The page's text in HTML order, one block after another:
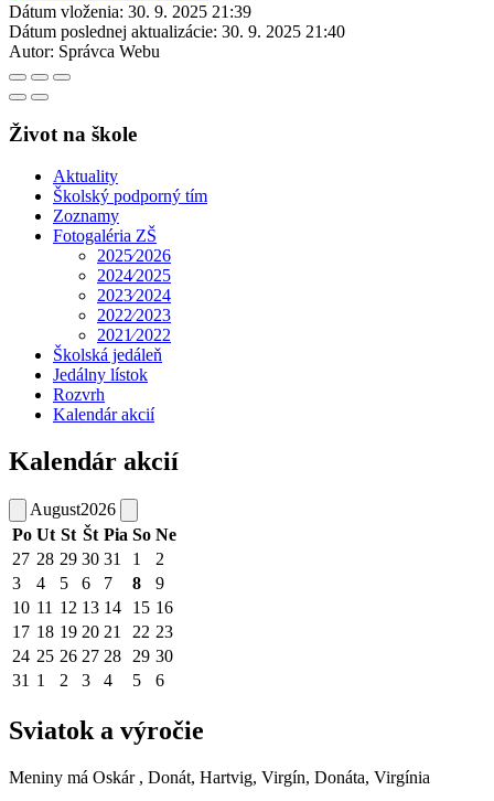
Dátum vloženia: 30. 9. 2025 21:39
Dátum poslednej aktualizácie: 30. 9. 2025 21:40
Autor: Správca Webu
Život na škole
Aktuality
Školský podporný tím
Zoznamy
Fotogaléria ZŠ
2025⁄2026
2024⁄2025
2023⁄2024
2022⁄2023
2021⁄2022
Školská jedáleň
Jedálny lístok
Rozvrh
Kalendár akcií
Kalendár akcií
August2026
Po Ut St Št Pia So Ne
27 28 29 30 31 1
2
3
4 5 6 7 8
9
10 11 12 13 14 15 16
17 18 19 20 21 22 23
24 25 26 27 28 29 30
31 1 2 3 4 5 6
Sviatok a výročie
Meniny má Oskár , Donát, Hartvig, Virgín, Donáta, Virgínia